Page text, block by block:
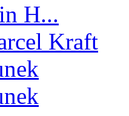
H...
Kraft